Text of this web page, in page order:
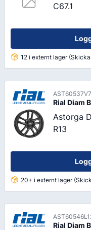
C67.1
12 i externt lager
Rial Diam
Astorga
R13
20+ i externt lager
Rial Diam